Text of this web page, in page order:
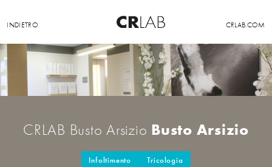
INDIETRO CRLAB.COM
CRLAB Busto Arsizio Busto Arsizio
Infoltimento Tricologia